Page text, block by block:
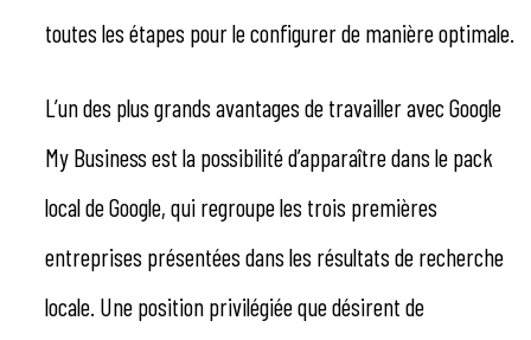
toutes les étapes pour le configurer de manière optimale.
L’un des plus grands avantages de travailler avec Google
My Business est la possibilité d’apparaître dans le pack
local de Google, qui regroupe les trois premières
entreprises présentées dans les résultats de recherche
locale. Une position privilégiée que désirent de